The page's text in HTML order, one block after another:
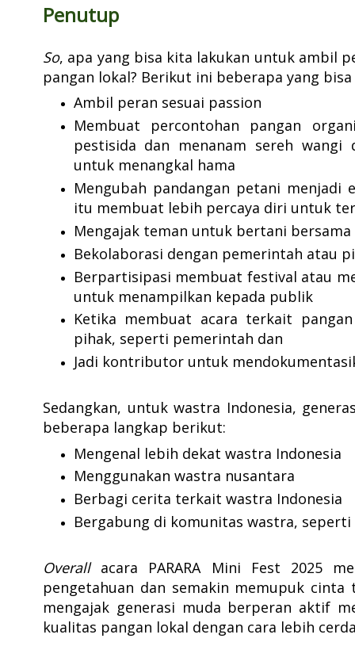
Penutup
So, apa yang bisa kita lakukan untuk ambil
pangan lokal? Berikut ini beberapa yang
Ambil peran sesuai passion
Membuat percontohan pangan
pestisida dan menanam sereh
untuk menangkal hama
Mengubah pandangan petani menjadi
itu membuat lebih percaya diri untuk
Mengajak teman untuk bertani bersama
Bekolaborasi dengan pemerintah atau
Berpartisipasi membuat festival atau
untuk menampilkan kepada publik
Ketika membuat acara terkait
pihak, seperti pemerintah dan
Jadi kontributor untuk
Sedangkan, untuk wastra Indonesia,
beberapa langkap berikut:
Mengenal lebih dekat wastra Indonesia
Menggunakan wastra nusantara
Berbagi cerita terkait wastra Indonesia
Bergabung di komunitas wastra,
Overall acara PARARA Mini Fest 2025
pengetahuan dan semakin memupuk
mengajak generasi muda berperan aktif
kualitas pangan lokal dengan cara lebih